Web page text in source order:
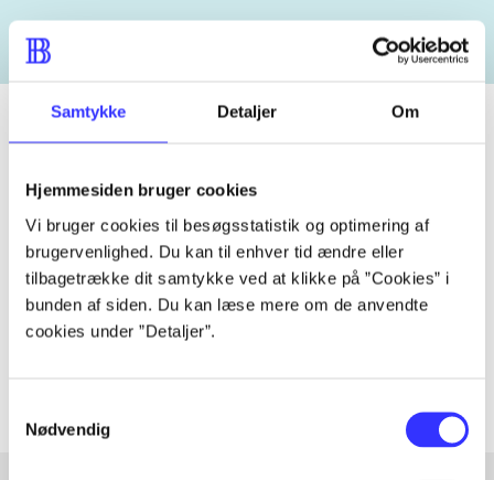
Samtykke Detaljer Om
Hjemmesiden bruger cookies
Vi bruger cookies til besøgsstatistik og optimering af
brugervenlighed. Du kan til enhver tid ændre eller
tilbagetrække dit samtykke ved at klikke på ”Cookies” i
bunden af siden. Du kan læse mere om de anvendte
cookies under ”Detaljer”.
Nødvendig
Tidsskrift
Artiklen er en del af
lorem ipsum dolor sit amet ...
Tidsskrift